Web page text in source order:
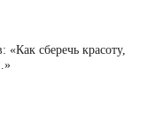
сберечь красоту,